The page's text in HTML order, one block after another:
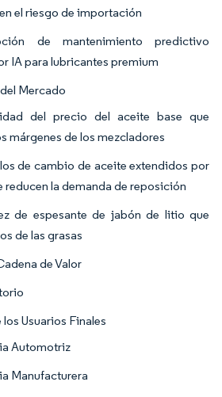
el riesgo de importación
de mantenimiento predictivo
IA para lubricantes premium
Mercado
del precio del aceite base que
márgenes de los mezcladores
de cambio de aceite extendidos por
reducen la demanda de reposición
de espesante de jabón de litio que
de las grasas
de Valor
Usuarios Finales
Automotriz
Manufacturera